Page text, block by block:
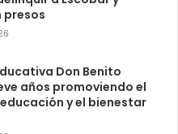
presos
Don Benito
años promoviendo el
y el bienestar